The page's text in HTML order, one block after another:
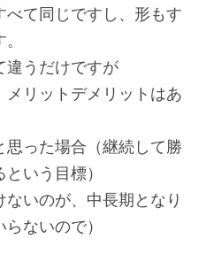
べて同じですし、形もす
違うだけですが
メリットデメリットはあ
った場合（継続して勝
いう目標）
いのが、中長期となり
ないので）